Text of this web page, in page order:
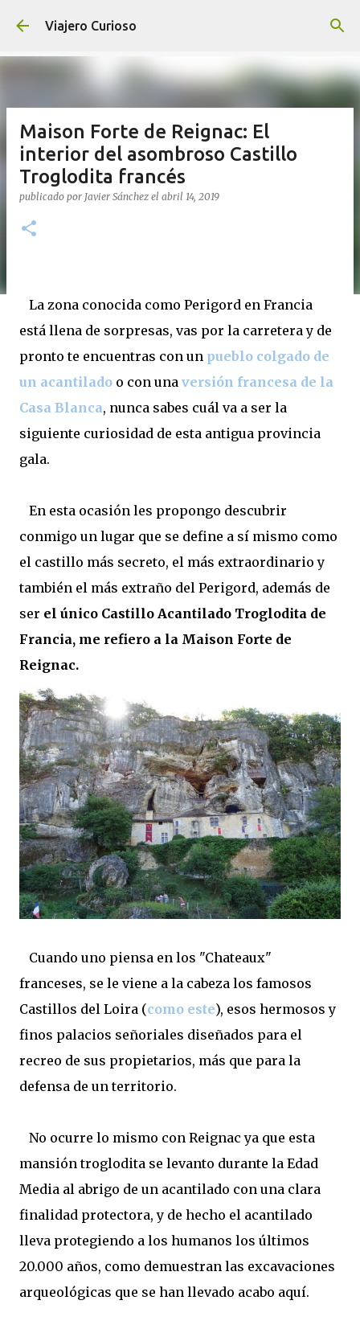
Ir al contenido principal
Viajero Curioso
Maison Forte de Reignac: El
interior del asombroso Castillo
Troglodita francés
publicado por Javier Sánchez el abril 14, 2019
La zona conocida como Perigord en Francia
está llena de sorpresas, vas por la carretera y de
pronto te encuentras con un pueblo colgado de
un acantilado o con una versión francesa de la
Casa Blanca, nunca sabes cuál va a ser la
siguiente curiosidad de esta antigua provincia
gala.
En esta ocasión les propongo descubrir
conmigo un lugar que se define a sí mismo como
el castillo más secreto, el más extraordinario y
también el más extraño del Perigord, además de
ser el único Castillo Acantilado Troglodita de
Francia, me refiero a la Maison Forte de
Reignac.
Cuando uno piensa en los "Chateaux"
franceses, se le viene a la cabeza los famosos
Castillos del Loira (como este), esos hermosos y
finos palacios señoriales diseñados para el
recreo de sus propietarios, más que para la
defensa de un territorio.
No ocurre lo mismo con Reignac ya que esta
mansión troglodita se levanto durante la Edad
Media al abrigo de un acantilado con una clara
finalidad protectora, y de hecho el acantilado
lleva protegiendo a los humanos los últimos
20.000 años, como demuestran las excavaciones
arqueológicas que se han llevado acabo aquí.